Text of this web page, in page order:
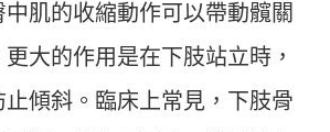
肌的收縮動作可以帶動髖關
大的作用是在下肢站立時，
傾斜。臨床上常見，下肢骨